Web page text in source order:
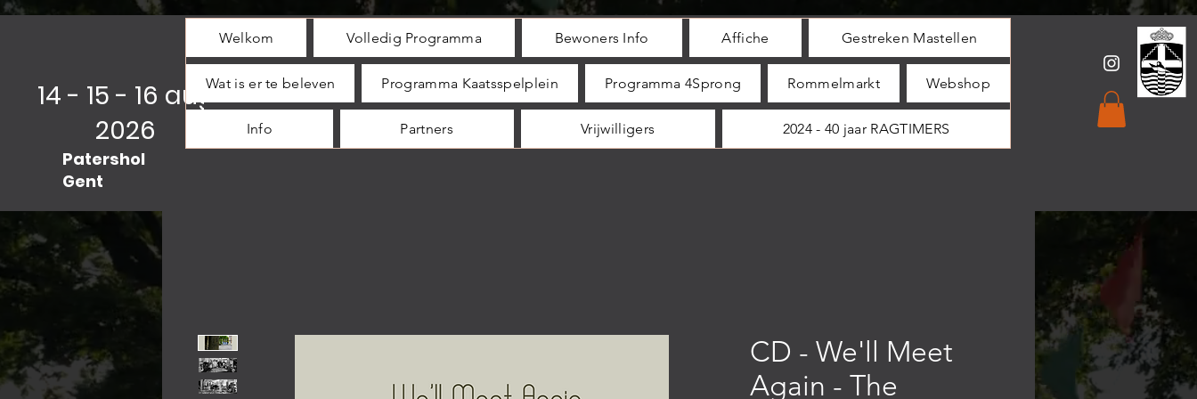
14 - 15 - 16 aug
2026
Patershol
Gent
Welkom Volledig Programma Bewoners Info Affiche Gestreken Mastellen
Wat is er te beleven Programma Kaatsspelplein Programma 4Sprong Rommelmarkt Webshop
Info Partners Vrijwilligers 2024 - 40 jaar RAGTIMERS
CD - We'll Meet
Again - The